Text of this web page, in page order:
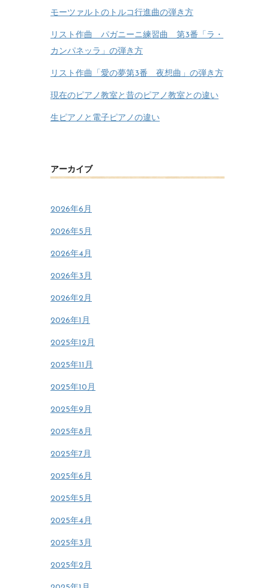
モーツァルトのトルコ行進曲の弾き方
リスト作曲 パガニーニ練習曲 第3番「ラ・
カンパネッラ」の弾き方
リスト作曲「愛の夢第3番 夜想曲」の弾き方
現在のピアノ教室と昔のピアノ教室との違い
生ピアノと電子ピアノの違い
アーカイブ
2026年6月
2026年5月
2026年4月
2026年3月
2026年2月
2026年1月
2025年12月
2025年11月
2025年10月
2025年9月
2025年8月
2025年7月
2025年6月
2025年5月
2025年4月
2025年3月
2025年2月